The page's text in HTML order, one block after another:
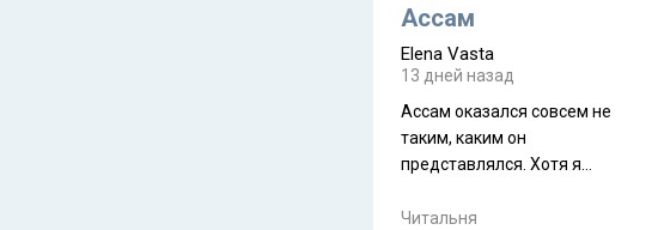
Ассам
Elena Vasta
13 дней назад
Ассам оказался совсем не
таким, каким он
представлялся. Хотя я
краешек, но все же схватила
Читальня